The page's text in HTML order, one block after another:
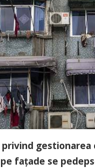
fațade se